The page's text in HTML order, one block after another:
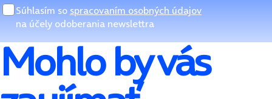
Súhlasím so spracovaním osobných údajov
na účely odoberania newslettra
Mohlo by vás